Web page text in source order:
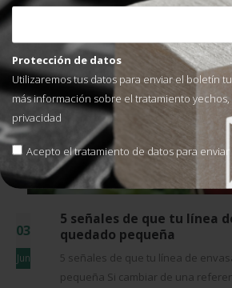
Protección de datos
Utilizaremos tus datos para enviar el boletín
más información sobre el tratamiento yechos,
privacidad
Acepto el tratamiento de datos para
03
Jun
5 señales de que tu línea
quedado pequeña
5 señales de que tu línea de
pequeña Si cambiar de una